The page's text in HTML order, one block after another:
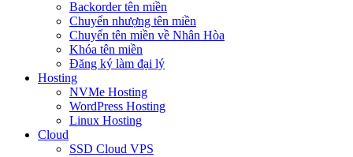
Backorder tên miền
Chuyển nhượng tên miền
Chuyển tên miền về Nhân Hòa
Khóa tên miền
Đăng ký làm đại lý
Hosting
NVMe Hosting
WordPress Hosting
Linux Hosting
Cloud
SSD Cloud VPS